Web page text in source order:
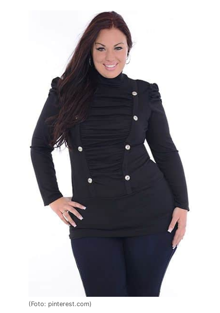
(Foto: pinterest.com)